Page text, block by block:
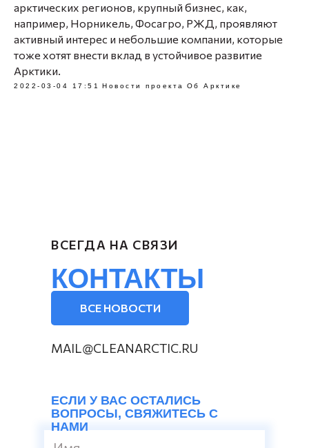
арктических регионов, крупный бизнес, как,
например, Норникель, Фосагро, РЖД, проявляют
активный интерес и небольшие компании, которые
тоже хотят внести вклад в устойчивое развитие
Арктики.
2022-03-04 17:51 Новости проекта Об Арктике
ВСЕ НОВОСТИ
КОНТАКТЫ
ВСЕГДА НА СВЯЗИ
ЕСЛИ У ВАС ОСТАЛИСЬ
ВОПРОСЫ, СВЯЖИТЕСЬ С
НАМИ
MAIL@CLEANARCTIC.RU